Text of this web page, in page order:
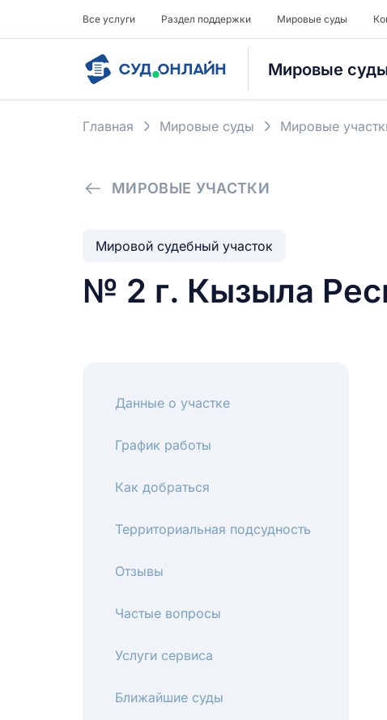
Все услуги Раздел поддержки Мировые суды
Мировые
Главная Мировые суды Мировые
МИРОВЫЕ УЧАСТКИ
Мировой судебный участок
№ 2 г. Кызыла
Данные о участке
График работы
Как добраться
Территориальная подсудность
Отзывы
Частые вопросы
Услуги сервиса
Ближайшие суды